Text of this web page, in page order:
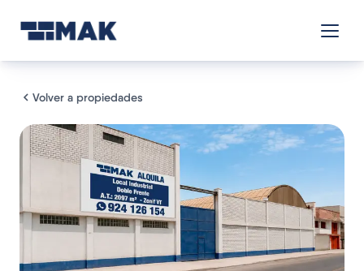
Volver a propiedades